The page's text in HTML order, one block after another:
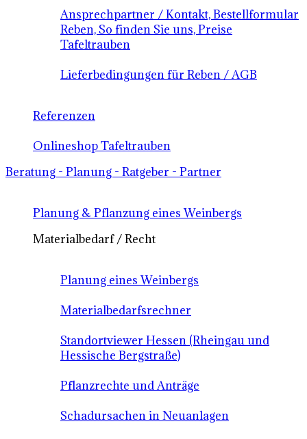
Ansprechpartner / Kontakt, Bestellformular
Reben, So finden Sie uns, Preise
Tafeltrauben
Lieferbedingungen für Reben / AGB
Referenzen
Onlineshop Tafeltrauben
Beratung - Planung - Ratgeber - Partner
Planung & Pflanzung eines Weinbergs
Materialbedarf / Recht
Planung eines Weinbergs
Materialbedarfsrechner
Standortviewer Hessen (Rheingau und
Hessische Bergstraße)
Pflanzrechte und Anträge
Schadursachen in Neuanlagen